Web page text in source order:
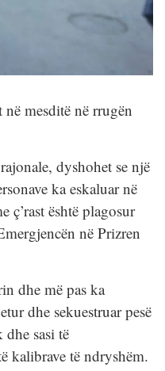
mesditë në rrugën
dyshohet se një
ka eskaluar në
ç’rast është plagosur
në Prizren
dhe më pas ka
dhe sekuestruar pesë
sasi të
kalibrave të ndryshëm.